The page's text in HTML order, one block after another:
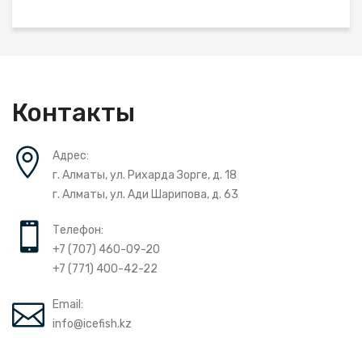
Контакты
Адрес:
г. Алматы, ул. Рихарда Зорге, д. 18
г. Алматы, ул. Ади Шарипова, д. 63
Телефон:
+7 (707) 460-09-20
+7 (771) 400-42-22
Email:
info@icefish.kz